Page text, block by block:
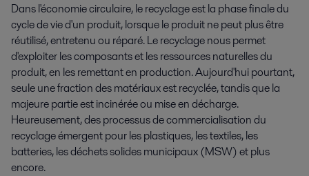
Dans l'économie circulaire, le recyclage est la phase finale du
cycle de vie d'un produit, lorsque le produit ne peut plus être
réutilisé, entretenu ou réparé. Le recyclage nous permet
d'exploiter les composants et les ressources naturelles du
produit, en les remettant en production. Aujourd'hui pourtant,
seule une fraction des matériaux est recyclée, tandis que la
majeure partie est incinérée ou mise en décharge.
Heureusement, des processus de commercialisation du
recyclage émergent pour les plastiques, les textiles, les
batteries, les déchets solides municipaux (MSW) et plus
encore.